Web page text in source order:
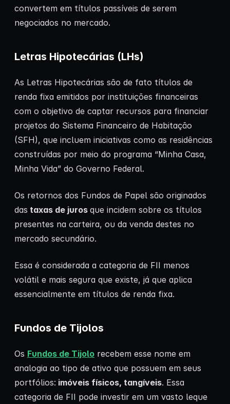
convertem em títulos passíveis de serem
negociados no mercado.
Letras Hipotecárias (LHs)
As Letras Hipotecárias são de fato títulos de
renda fixa emitidos por instituições financeiras
com o objetivo de captar recursos para financiar
projetos do Sistema Financeiro de Habitação
(SFH), que incluem iniciativas como as residências
construídas por meio do programa “Minha Casa,
Minha Vida” do Governo Federal.
Os retornos dos Fundos de Papel são originados
das taxas de juros que incidem sobre os títulos
presentes na carteira, ou da venda destes no
mercado secundário.
Essa é considerada a categoria de FII menos
volátil e mais segura que existe, já que aplica
essencialmente em títulos de renda fixa.
Fundos de Tijolos
Os Fundos de Tijolo recebem esse nome em
analogia ao tipo de ativo que possuem em seus
portfólios: imóveis físicos, tangíveis. Essa
categoria de FII pode investir em um vasto leque